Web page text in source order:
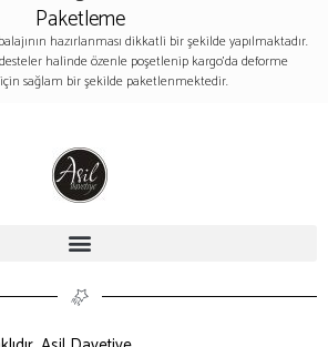
Paketleme
hazırlanması dikkatli bir şekilde yapılmaktadır.
halinde özenle poşetlenip kargo’da deforme
sağlam bir şekilde paketlenmektedir.